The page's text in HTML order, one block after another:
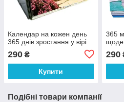
Календар на кожен день
365 днів зростання у вірі
290 ₴
Купити
365
290
Подібні товари компанії